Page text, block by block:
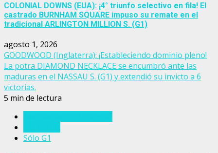
COLONIAL DOWNS (EUA): ¡4° triunfo selectivo en fila! El
castrado BURNHAM SQUARE impuso su remate en el
tradicional ARLINGTON MILLION S. (G1)
agosto 1, 2026
GOODWOOD (Inglaterra): ¡Estableciendo dominio pleno!
La potra DIAMOND NECKLACE se encumbró ante las
maduras en el NASSAU S. (G1) y extendió su invicto a 6
victorias.
5 min de lectura
Sólo G1